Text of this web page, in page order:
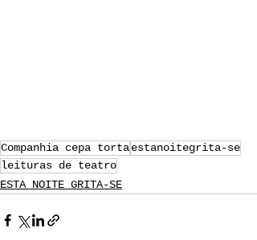
Companhia cepa tortaestanoitegrita-se
leituras de teatro
ESTA NOITE GRITA-SE